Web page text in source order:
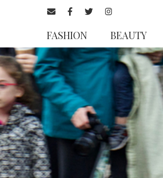
FASHION BEAUTY